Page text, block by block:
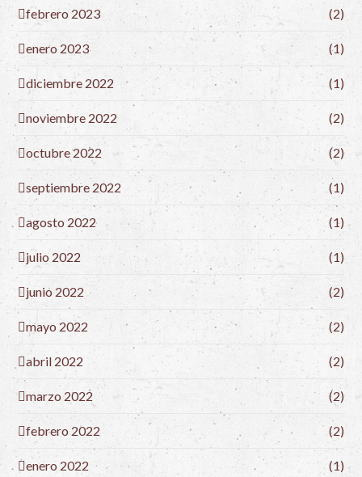
febrero 2023 (2)
enero 2023 (1)
diciembre 2022 (1)
noviembre 2022 (2)
octubre 2022 (2)
septiembre 2022 (1)
agosto 2022 (1)
julio 2022 (1)
junio 2022 (2)
mayo 2022 (2)
abril 2022 (2)
marzo 2022 (2)
febrero 2022 (2)
enero 2022 (1)